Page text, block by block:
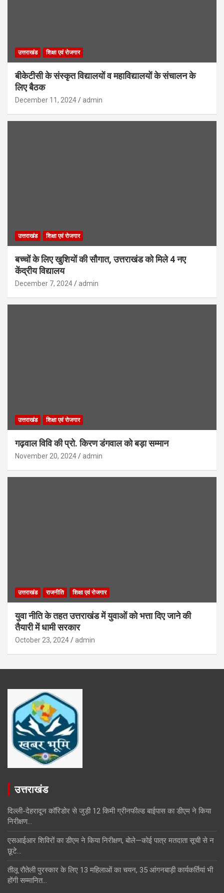
उत्तराखंड शिक्षा एवं रोजगार
बीकेटीसी के संस्कृत विद्यालयों व महाविद्यालयों के संचालन के
लिए बैठक
December 11, 2024 admin
उत्तराखंड शिक्षा एवं रोजगार
बच्चों के लिए खुशियों की सौगात, उत्तराखंड को मिले 4 नए
केंद्रीय विद्यालय
December 7, 2024 admin
उत्तराखंड शिक्षा एवं रोजगार
गढ़वाल विवि की प्रो. किरण डंगवाल को बड़ा सम्मान
November 20, 2024 admin
उत्तराखंड राजनीति शिक्षा एवं रोजगार
युवा नीति के तहत उत्तराखंड में युवाओं को भत्ता दिए जाने की
तैयारी में धामी सरकार
October 23, 2024 admin
उत्तराखंड
दिल्ली-देहरादून कॉरिडोर से जुड़ी 12 किमी ग्रीनफील्ड बाईपास का डीएम ने किया
निरीक्षण…
एसआईआर शिविरों का डीएम ने किया निरीक्षण, बोले—कोई पात्र मतदाता सूची से न
छूटे…
तीलू रौतेली पुरस्कार के लिए 13 महिलाओं का चयन, 35 आंगनबाड़ी कार्यकर्तियां भी
होंगी सम्मानित…